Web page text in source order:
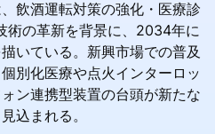
飲酒運転対策の強化・医療診
術の革新を背景に、2034年に
いている。新興市場での普及
別化医療や点火インターロッ
ン連携型装置の台頭が新たな
込まれる。